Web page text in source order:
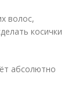
волос,
косички
абсолютно